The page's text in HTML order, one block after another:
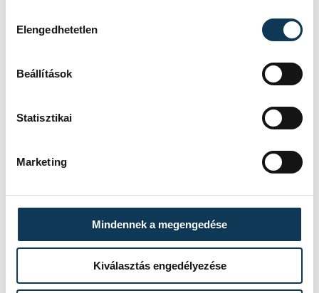
Elengedhetetlen
Beállítások
Statisztikai
Marketing
Mindennek a megengedése
Kiválasztás engedélyezése